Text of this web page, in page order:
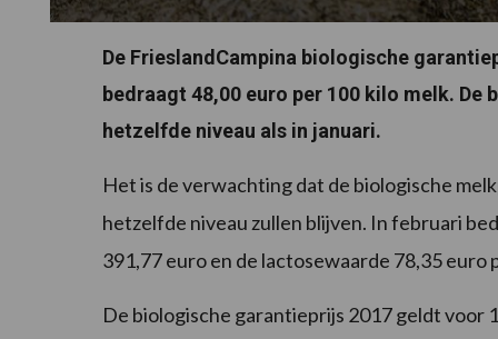
De FrieslandCampina biologische
bedraagt 48,00 euro per 100 kilo melk.
hetzelfde niveau als in januari.
Het is de verwachting dat de biologische
hetzelfde niveau zullen blijven. In februari
391,77 euro en de lactosewaarde 78,35 euro
De biologische garantieprijs 2017 geldt voor